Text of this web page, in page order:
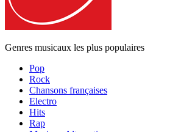
Genres musicaux les plus populaires
Pop
Rock
Chansons françaises
Electro
Hits
Rap